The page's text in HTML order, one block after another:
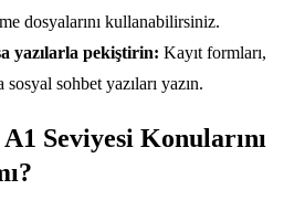
dosyalarını kullanabilirsiniz.
yazılarla pekiştirin: Kayıt formları,
sosyal sohbet yazıları yazın.
Seviyesi Konularını